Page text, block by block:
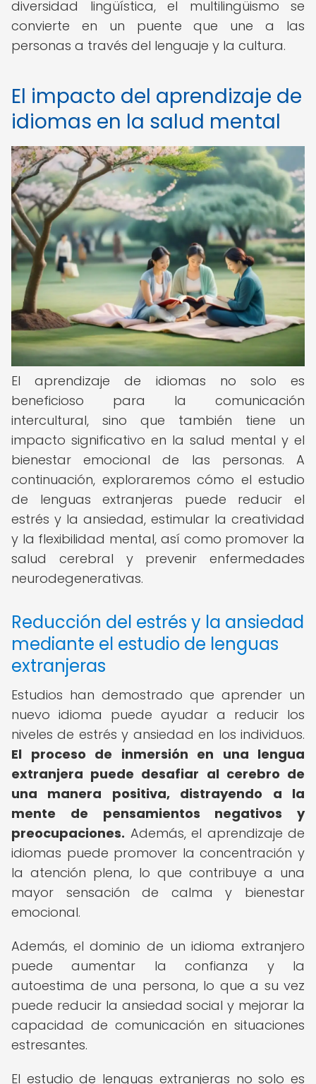
diversidad lingüística, el multilingüismo se
convierte en un puente que une a las
personas a través del lenguaje y la cultura.
El impacto del aprendizaje de
idiomas en la salud mental
El aprendizaje de idiomas no solo es
beneficioso para la comunicación
intercultural, sino que también tiene un
impacto significativo en la salud mental y el
bienestar emocional de las personas. A
continuación, exploraremos cómo el estudio
de lenguas extranjeras puede reducir el
estrés y la ansiedad, estimular la creatividad
y la flexibilidad mental, así como promover la
salud cerebral y prevenir enfermedades
neurodegenerativas.
Reducción del estrés y la ansiedad
mediante el estudio de lenguas
extranjeras
Estudios han demostrado que aprender un
nuevo idioma puede ayudar a reducir los
niveles de estrés y ansiedad en los individuos.
El proceso de inmersión en una lengua
extranjera puede desafiar al cerebro de
una manera positiva, distrayendo a la
mente de pensamientos negativos y
preocupaciones. Además, el aprendizaje de
idiomas puede promover la concentración y
la atención plena, lo que contribuye a una
mayor sensación de calma y bienestar
emocional.
Además, el dominio de un idioma extranjero
puede aumentar la confianza y la
autoestima de una persona, lo que a su vez
puede reducir la ansiedad social y mejorar la
capacidad de comunicación en situaciones
estresantes.
El estudio de lenguas extranjeras no solo es